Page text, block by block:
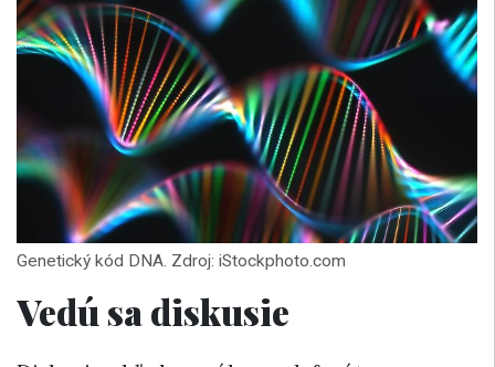
Genetický kód DNA. Zdroj: iStockphoto.com
Vedú sa diskusie